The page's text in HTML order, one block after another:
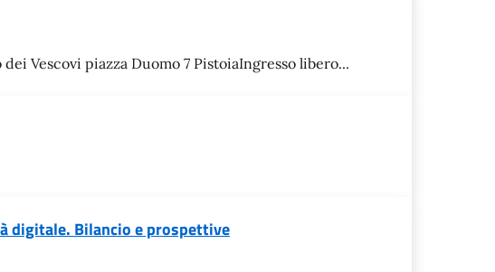
Vescovi piazza Duomo 7 PistoiaIngresso libero...
digitale. Bilancio e prospettive